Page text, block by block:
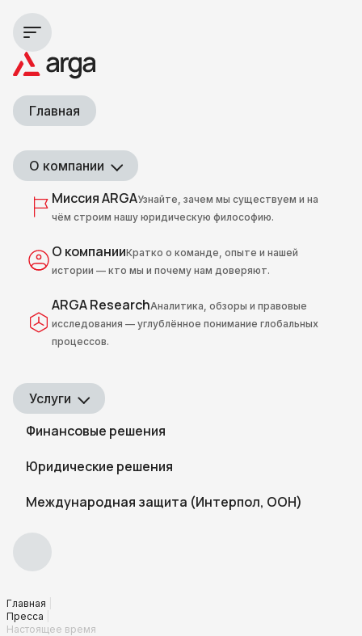
Главная
О компании
Миссия ARGAУзнайте, зачем мы существуем и на
чём строим нашу юридическую философию.
О компанииКратко о команде, опыте и нашей
истории — кто мы и почему нам доверяют.
ARGA ResearchАналитика, обзоры и правовые
исследования — углублённое понимание глобальных
процессов.
Услуги
Финансовые решения
Юридические решения
Международная защита (Интерпол, ООН)
Главная
Пресса
Настоящее время